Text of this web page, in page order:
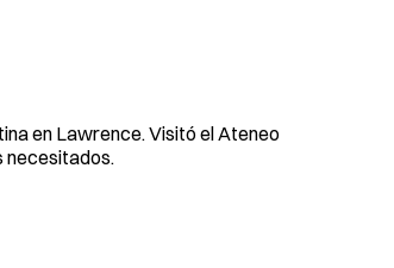
en Lawrence. Visitó el Ateneo
necesitados.